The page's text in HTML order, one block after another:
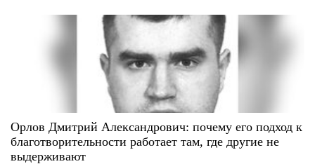
Орлов Дмитрий Александрович: почему его подход к
благотворительности работает там, где другие не
выдерживают